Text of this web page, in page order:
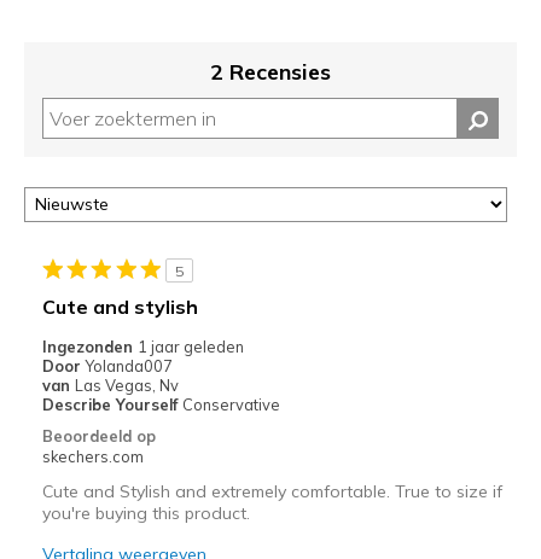
2 Recensies
5
Cute and stylish
Ingezonden 1 jaar geleden
Door Yolanda007
van Las Vegas, Nv
Describe Yourself Conservative
Beoordeeld op
skechers.com
Cute and Stylish and extremely comfortable. True to size if
you're buying this product.
Vertaling weergeven